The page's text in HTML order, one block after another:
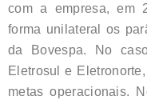
com a empresa, em
forma unilateral os
da Bovespa. No
Eletrosul e
metas operacionais.